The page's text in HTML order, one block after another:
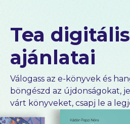
Tea digitális
ajánlatai
Válogass az e-könyvek és
böngészd az újdonságokat,
várt könyveket, csapj le a